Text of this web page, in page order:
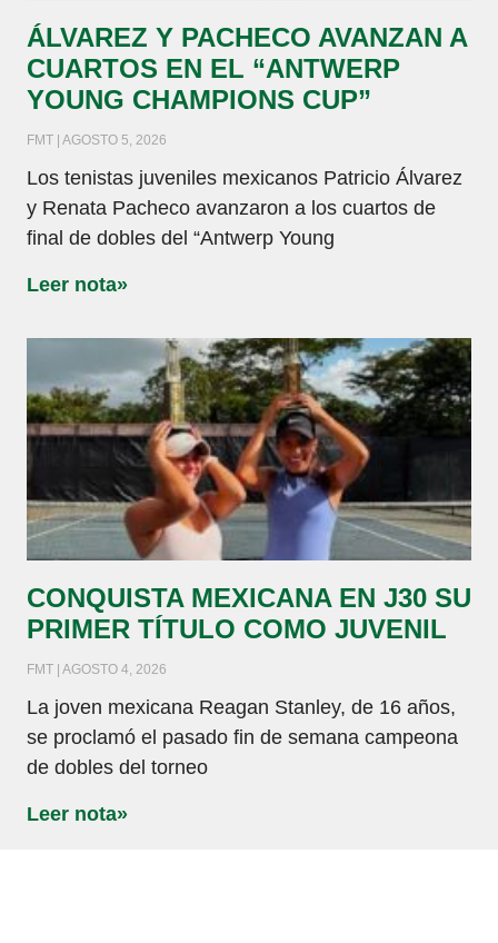
ÁLVAREZ Y PACHECO AVANZAN A
CUARTOS EN EL “ANTWERP
YOUNG CHAMPIONS CUP”
FMT AGOSTO 5, 2026
Los tenistas juveniles mexicanos Patricio Álvarez
y Renata Pacheco avanzaron a los cuartos de
final de dobles del “Antwerp Young
Leer nota»
CONQUISTA MEXICANA EN J30 SU
PRIMER TÍTULO COMO JUVENIL
FMT AGOSTO 4, 2026
La joven mexicana Reagan Stanley, de 16 años,
se proclamó el pasado fin de semana campeona
de dobles del torneo
Leer nota»